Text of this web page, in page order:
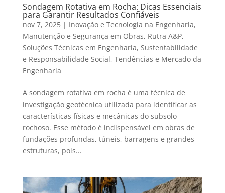
Sondagem Rotativa em Rocha: Dicas Essenciais
para Garantir Resultados Confiáveis
nov 7, 2025| Inovação e Tecnologia na Engenharia,
Manutenção e Segurança em Obras, Rutra A&P,
Soluções Técnicas em Engenharia, Sustentabilidade
e Responsabilidade Social, Tendências e Mercado da
Engenharia
A sondagem rotativa em rocha é uma técnica de
investigação geotécnica utilizada para identificar as
características físicas e mecânicas do subsolo
rochoso. Esse método é indispensável em obras de
fundações profundas, túneis, barragens e grandes
estruturas, pois...